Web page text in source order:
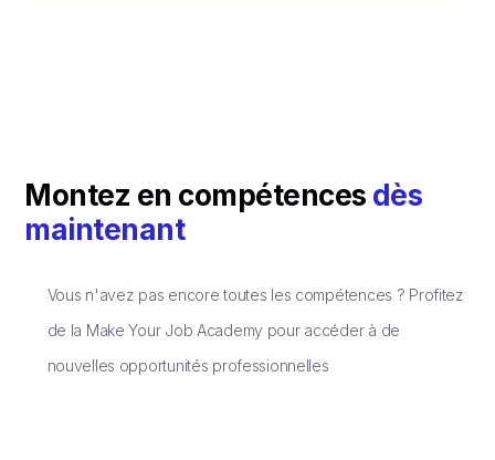
Montez en compétences dès
maintenant
Vous n'avez pas encore toutes les compétences ? Profitez
de la Make Your Job Academy pour accéder à de
nouvelles opportunités professionnelles